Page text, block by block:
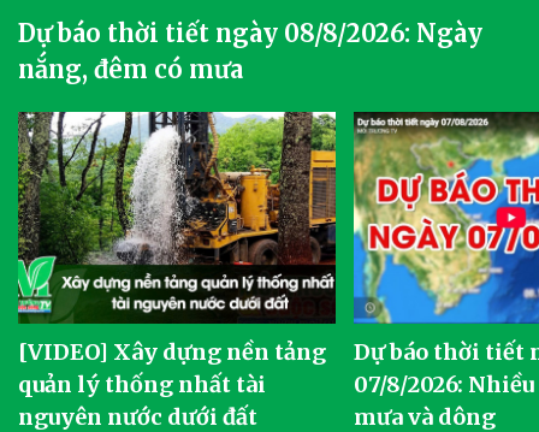
Dự báo thời tiết ngày 08/8/2026: Ngày
nắng, đêm có mưa
[VIDEO] Xây dựng nền tảng
quản lý thống nhất tài
nguyên nước dưới đất
Dự báo thời tiết
07/8/2026:
mưa và dông